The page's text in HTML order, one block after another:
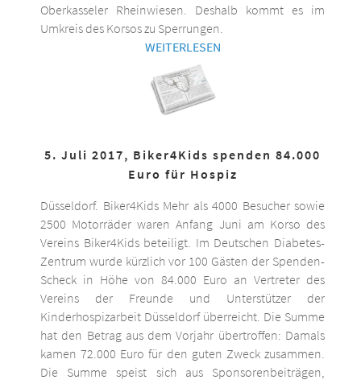
Oberkasseler Rheinwiesen. Deshalb kommt es im
Umkreis des Korsos zu Sperrungen.
WEITERLESEN
5. Juli 2017, Biker4Kids spenden 84.000
Euro für Hospiz
Düsseldorf. Biker4Kids Mehr als 4000 Besucher sowie
2500 Motorräder waren Anfang Juni am Korso des
Vereins Biker4Kids beteiligt. Im Deutschen Diabetes-
Zentrum wurde kürzlich vor 100 Gästen der Spenden-
Scheck in Höhe von 84.000 Euro an Vertreter des
Vereins der Freunde und Unterstützer der
Kinderhospizarbeit Düsseldorf überreicht. Die Summe
hat den Betrag aus dem Vorjahr übertroffen: Damals
kamen 72.000 Euro für den guten Zweck zusammen.
Die Summe speist sich aus Sponsorenbeiträgen,